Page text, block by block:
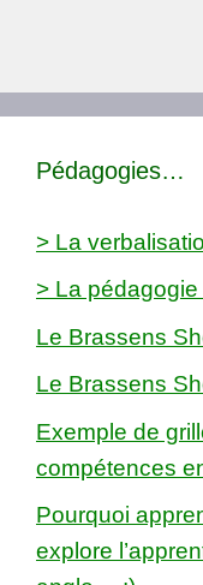
Pédagogies…
> La
> La
Le Brassens
Le Brassens
Exemple de
compétences
Pourquoi
explore